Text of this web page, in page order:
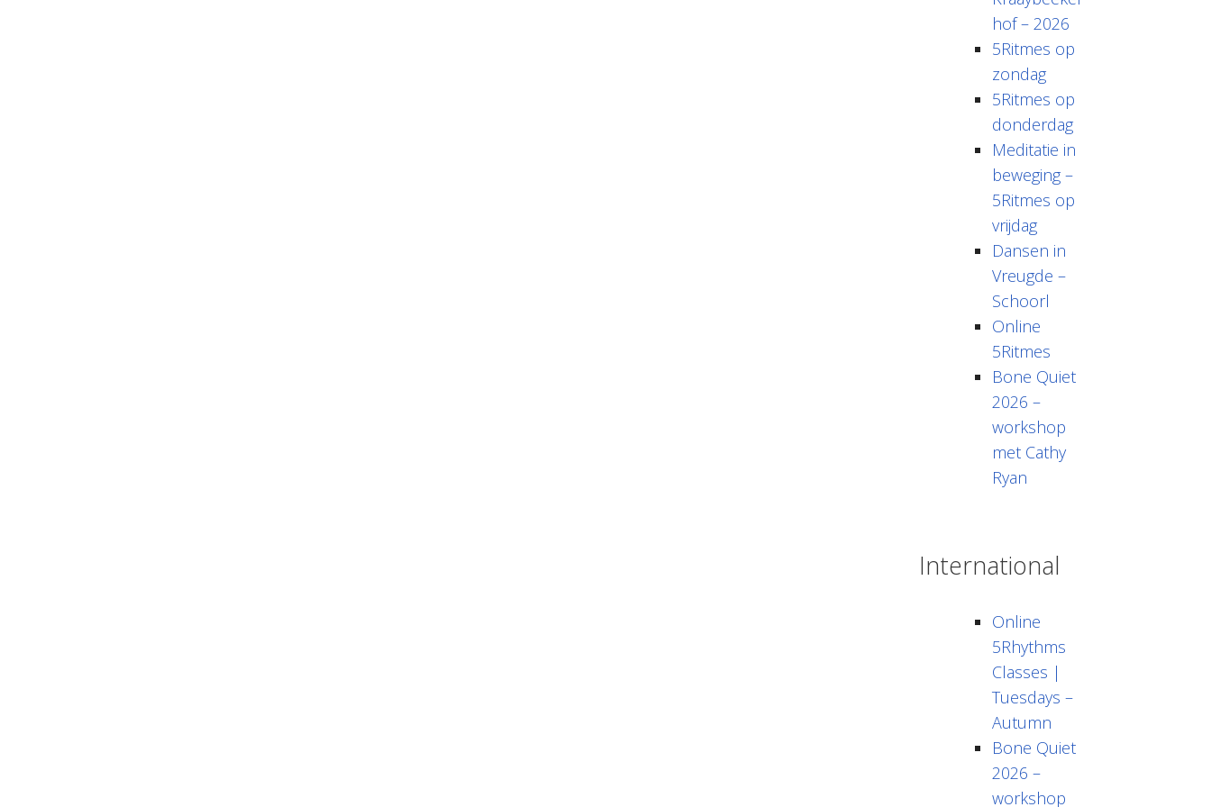
hof – 2026
5Ritmes op
zondag
5Ritmes op
donderdag
Meditatie in
beweging –
5Ritmes op
vrijdag
Dansen in
Vreugde –
Schoorl
Online
5Ritmes
Bone Quiet
2026 –
workshop
met Cathy
Ryan
International
Online
5Rhythms
Classes |
Tuesdays –
Autumn
Bone Quiet
2026 –
workshop